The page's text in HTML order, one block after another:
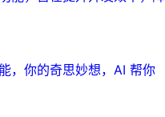
，你的奇思妙想，AI 帮你